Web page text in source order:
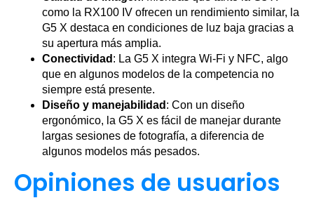
como la RX100 IV ofrecen un rendimiento similar, la
G5 X destaca en condiciones de luz baja gracias a
su apertura más amplia.
Conectividad : La G5 X integra Wi-Fi y NFC, algo
que en algunos modelos de la competencia no
siempre está presente.
Diseño y manejabilidad : Con un diseño
ergonómico, la G5 X es fácil de manejar durante
largas sesiones de fotografía, a diferencia de
algunos modelos más pesados.
Opiniones de usuarios